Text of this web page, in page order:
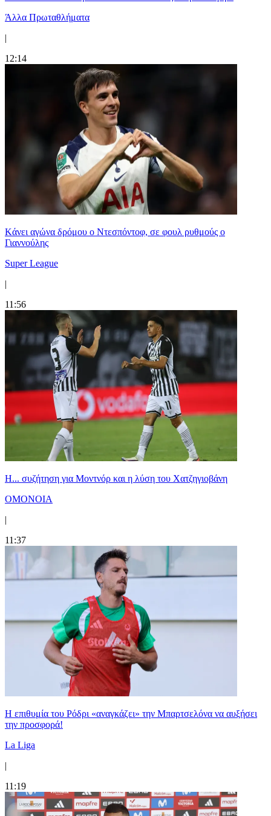
Άλλα Πρωταθλήματα
|
12:14
Kάνει αγώνα δρόμου ο Ντεσπόντοφ, σε φουλ ρυθμούς ο
Γιαννούλης
Super League
|
11:56
Η... συζήτηση για Μοντνόρ και η λύση του Χατζηγιοβάνη
ΟΜΟΝΟΙΑ
|
11:37
Η επιθυμία του Ρόδρι «αναγκάζει» την Μπαρτσελόνα να αυξήσει
την προσφορά!
La Liga
|
11:19